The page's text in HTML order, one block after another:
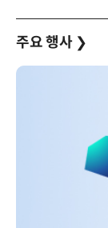
주요 행사 ❯